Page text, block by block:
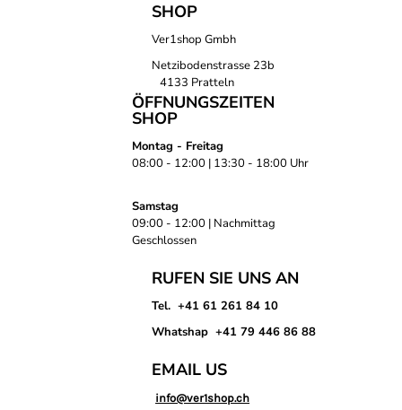
SHOP
Ver1shop Gmbh
Netzibodenstrasse 23b
4133 Pratteln
ÖFFNUNGSZEITEN
SHOP
Montag - Freitag
08:00 - 12:00 | 13:30 - 18:00 Uhr
Samstag
09:00 - 12:00 | Nachmittag
Geschlossen
RUFEN SIE UNS AN
Tel. +41 61 261 84 10
Whatshap +41 79 446 86 88
EMAIL US
info@ver1shop.ch